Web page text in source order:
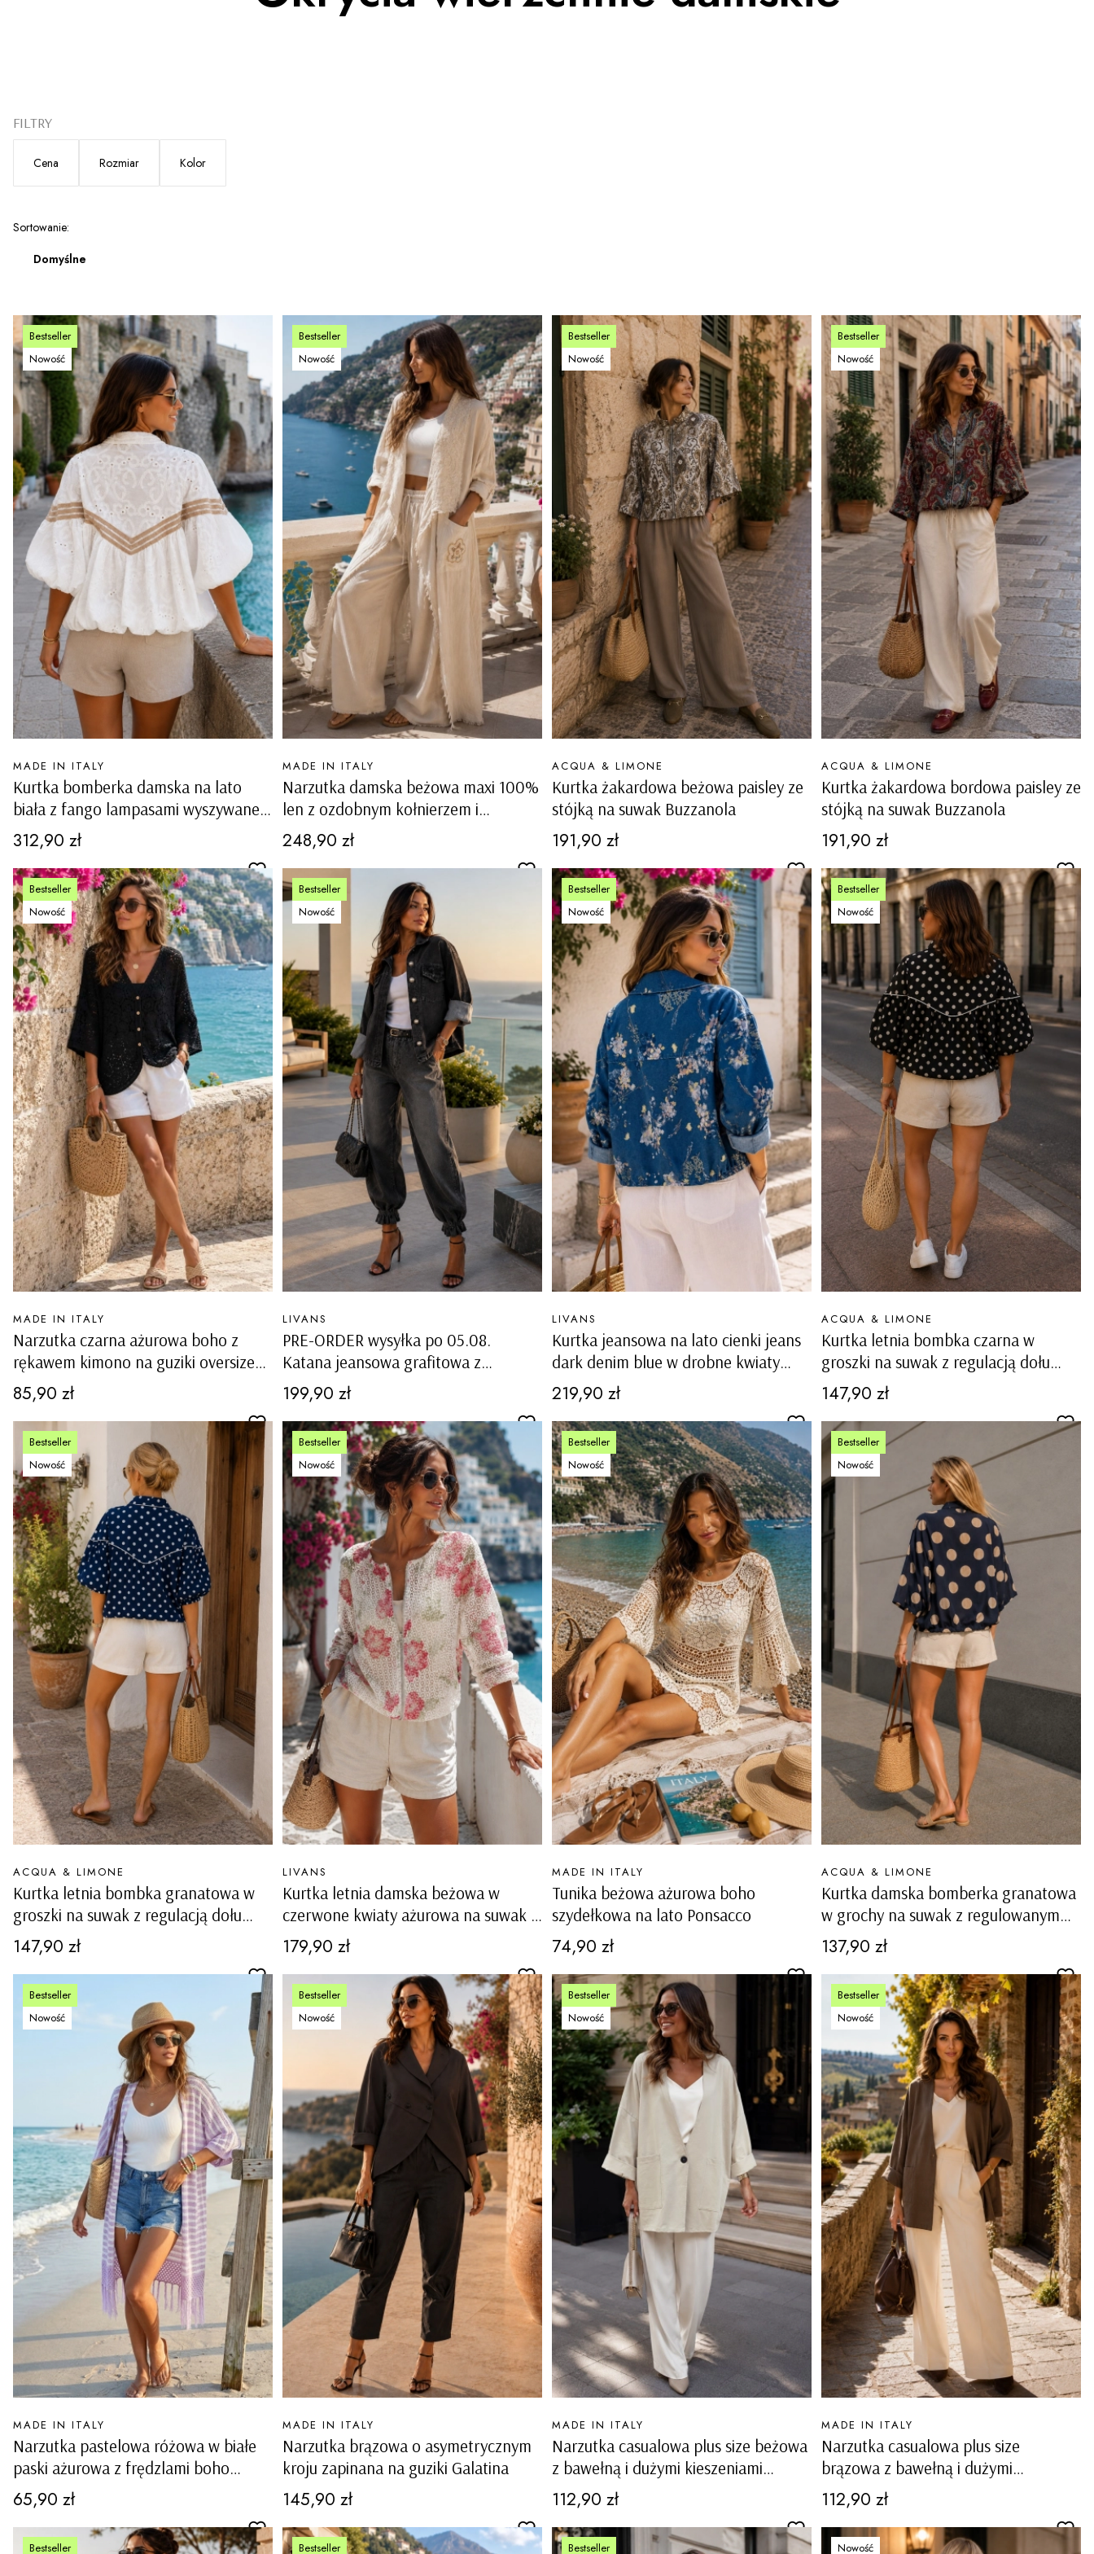
FILTRY
Cena Rozmiar Kolor
Lista produktów
Sortowanie:
Domyślne
Bestseller
Nowość
Kurtka bomberka damska na lato
biała z fango lampasami wyszywane
hafty bufiaste rękawy Sciolze
PRODUCENT
MADE IN ITALY
Cena
312,90 zł
Bestseller
Nowość
Narzutka damska beżowa maxi 100%
len z ozdobnym kołnierzem i
kieszeniami Nucetto
PRODUCENT
MADE IN ITALY
Cena
248,90 zł
Bestseller
Nowość
Kurtka żakardowa beżowa paisley ze
stójką na suwak Buzzanola
PRODUCENT
ACQUA & LIMONE
Cena
191,90 zł
Bestseller
Nowość
Kurtka żakardowa bordowa paisley ze
stójką na suwak Buzzanola
PRODUCENT
ACQUA & LIMONE
Cena
191,90 zł
Bestseller
Nowość
Narzutka czarna ażurowa boho z
rękawem kimono na guziki oversize
Tramonti
PRODUCENT
MADE IN ITALY
Cena
85,90 zł
Bestseller
Nowość
PRE-ORDER wysyłka po 05.08.
Katana jeansowa grafitowa z
miękkiego jeansu oversize z dużymi
kieszeniami Lucana
PRODUCENT
LIVANS
Cena
199,90 zł
Bestseller
Nowość
Kurtka jeansowa na lato cienki jeans
dark denim blue w drobne kwiaty
zapinana na guziki Tiriolo
PRODUCENT
LIVANS
Cena
219,90 zł
Bestseller
Nowość
Kurtka letnia bombka czarna w
groszki na suwak z regulacją dołu
casual Denice
PRODUCENT
ACQUA & LIMONE
Cena
147,90 zł
Bestseller
Nowość
Kurtka letnia bombka granatowa w
groszki na suwak z regulacją dołu
casual Denice
PRODUCENT
ACQUA & LIMONE
Cena
147,90 zł
Bestseller
Nowość
Kurtka letnia damska beżowa w
czerwone kwiaty ażurowa na suwak z
długim rękawem Monteverde
PRODUCENT
LIVANS
Cena
179,90 zł
Bestseller
Nowość
Tunika beżowa ażurowa boho
szydełkowa na lato Ponsacco
PRODUCENT
MADE IN ITALY
Cena
74,90 zł
Bestseller
Nowość
Kurtka damska bomberka granatowa
w grochy na suwak z regulowanym
dołem casual Amato
PRODUCENT
ACQUA & LIMONE
Cena
137,90 zł
Bestseller
Nowość
Narzutka pastelowa różowa w białe
paski ażurowa z frędzlami boho
Valvestino
PRODUCENT
MADE IN ITALY
Cena
65,90 zł
Bestseller
Nowość
Narzutka brązowa o asymetrycznym
kroju zapinana na guziki Galatina
PRODUCENT
MADE IN ITALY
Cena
145,90 zł
Bestseller
Nowość
Narzutka casualowa plus size beżowa
z bawełną i dużymi kieszeniami
Tapogliano
PRODUCENT
MADE IN ITALY
Cena
112,90 zł
Bestseller
Nowość
Narzutka casualowa plus size
brązowa z bawełną i dużymi
kieszeniami Tapogliano
PRODUCENT
MADE IN ITALY
Cena
112,90 zł
Bestseller Bestseller Bestseller Nowość